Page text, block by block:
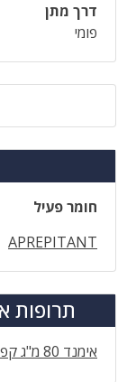
דרך מתן
פומי
חומר פעיל
APREPITANT
תרופות
אימנד 80 מ"ג קפסולות